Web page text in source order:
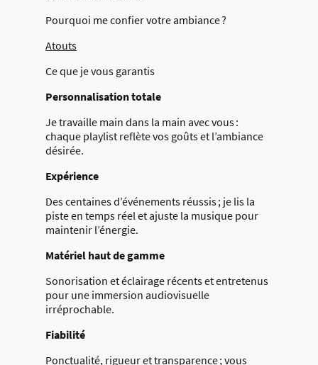
Pourquoi me confier votre ambiance ?
Atouts
Ce que je vous garantis
Personnalisation totale
Je travaille main dans la main avec vous :
chaque playlist reflète vos goûts et l’ambiance
désirée.
Expérience
Des centaines d’événements réussis ; je lis la
piste en temps réel et ajuste la musique pour
maintenir l’énergie.
Matériel haut de gamme
Sonorisation et éclairage récents et entretenus
pour une immersion audiovisuelle
irréprochable.
Fiabilité
Ponctualité, rigueur et transparence ; vous